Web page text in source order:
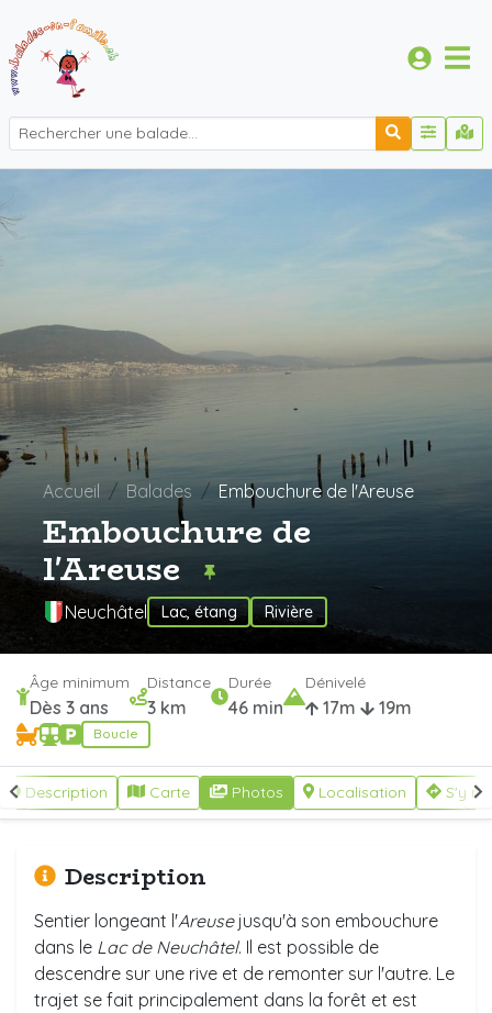
Accueil Balades Embouchure de l'Areuse
Embouchure de
l'Areuse
Neuchâtel Lac, étang Rivière
Âge minimum
Dès 3 ans
Distance
3 km
Durée
46 min
Dénivelé
17m 19m
Boucle
Description Carte Photos Localisation S'y
Description
Sentier longeant l'Areusejusqu'à son embouchure
dans le Lac de Neuchâtel. Il est possible de
descendre sur une rive et de remonter sur l'autre. Le
trajet se fait principalement dans la forêt et est